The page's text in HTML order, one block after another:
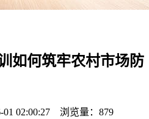
如何筑牢农村市场防
02:00:27 浏览量： 879